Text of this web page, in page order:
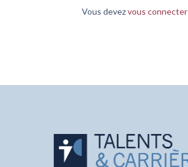
Vous devezvous connecter